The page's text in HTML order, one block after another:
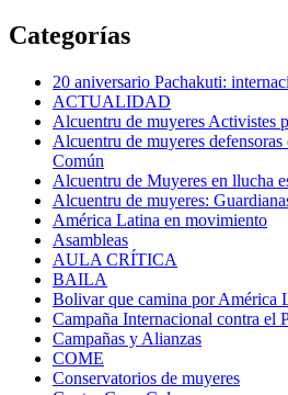
Categorías
20 aniversario Pachakuti:
ACTUALIDAD
Alcuentru de muyeres Activistes
Alcuentru de muyeres
Común
Alcuentru de Muyeres en llucha
Alcuentru de muyeres:
América Latina en movimiento
Asambleas
AULA CRÍTICA
BAILA
Bolivar que camina por América
Campaña Internacional contra el
Campañas y Alianzas
COME
Conservatorios de muyeres